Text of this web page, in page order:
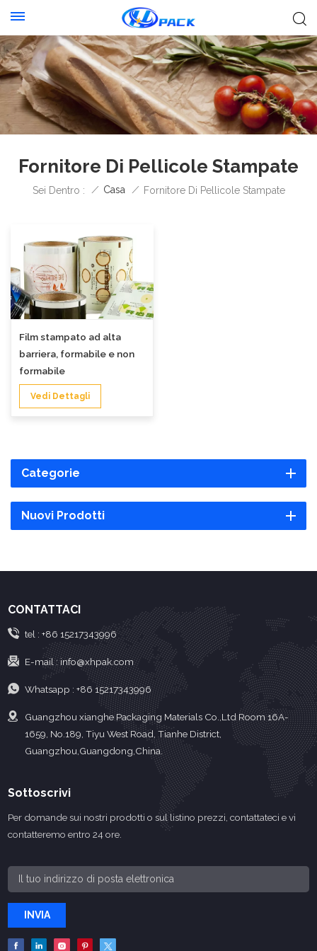
Fornitore Di Pellicole Stampate
Sei Dentro : / Casa / Fornitore Di Pellicole Stampate
Film stampato ad alta
barriera, formabile e non
formabile
Vedi Dettagli
Categorie
Nuovi Prodotti
CONTATTACI
tel : +86 15217343996
E-mail :info@xhpak.com
Whatsapp : +86 15217343996
Guangzhou xianghe Packaging Materials Co.,Ltd Room 16A-
1659, No.189, Tiyu West Road, Tianhe District,
Guangzhou,Guangdong,China.
Sottoscrivi
Per domande sui nostri prodotti o sul listino prezzi, contattateci e vi
contatteremo entro 24 ore.
INVIA